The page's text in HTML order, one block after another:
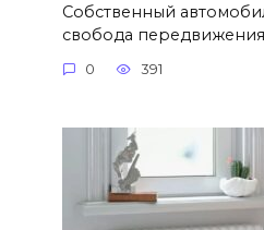
Собственный
свобода
0 391